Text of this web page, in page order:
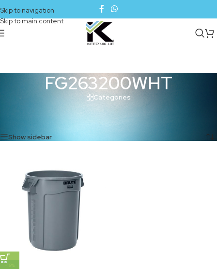
Skip to navigation
Skip to main content
FG263200WHT
Categories
Productos etiquetados “FG263200WHT”
Show sidebar
-16%